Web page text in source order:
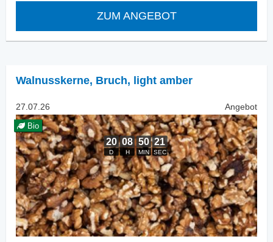
ZUM ANGEBOT
Walnusskerne, Bruch, light amber
27.07.26 Angebot
Bio